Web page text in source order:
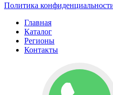
Политика
Главная
Каталог
Регионы
Контакты